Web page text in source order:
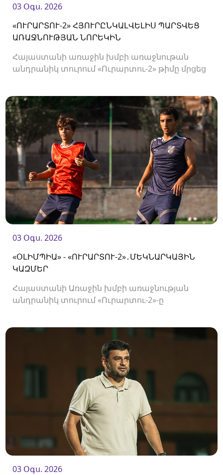
03 Օգս. 2026
«ՈՒՐԱՐՏՈՒ-2» ՀՅՈՒՐԸՆԿԱԼՎԵԼԻՍ ՊԱՐՏՎԵՑ
ԱՌԱՋՆՈՒԹՅԱՆ ՆՈՐԵԿԻՆ
Հայաստանի առաջին խմբի առաջնութան
անդրանիկ տուրում «Ուրարտու-2» թիմը մրցեց
03 Օգս. 2026
«ՕԼԻՄՊԻԱ» - «ՈՒՐԱՐՏՈՒ-2»․ՄԵԿՆԱՐԿԱՅԻՆ
ԿԱԶՄԵՐ
Հայաստանի Առաջին խմբի առաջնության
անդրանիկ տուրում «Ուրարտու-2»-ը
03 Օգս. 2026